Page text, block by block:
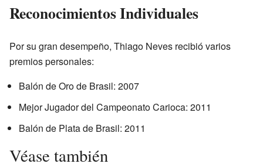
Reconocimientos Individuales
Por su gran desempeño, Thiago Neves recibió varios
premios personales:
Balón de Oro de Brasil: 2007
Mejor Jugador del Campeonato Carioca: 2011
Balón de Plata de Brasil: 2011
Véase también